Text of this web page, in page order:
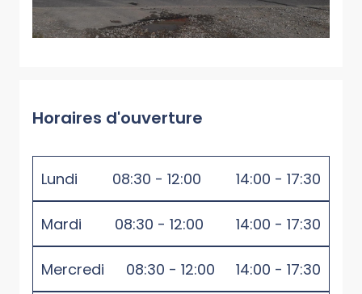
Horaires d'ouverture
Lundi 08:30 - 12:00 14:00 - 17:30
Mardi 08:30 - 12:00 14:00 - 17:30
Mercredi 08:30 - 12:00 14:00 - 17:30